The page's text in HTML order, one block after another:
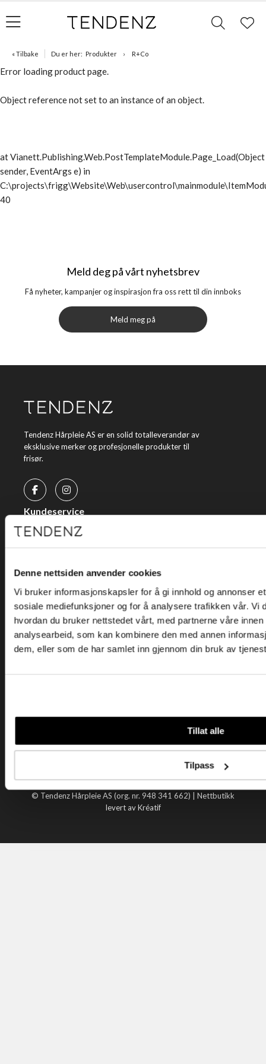
Denne nettsiden anvender cookies
Vi bruker informasjonskapsler for å gi innhold og annonser
sosiale mediefunksjoner og for å analysere trafikken vår. Vi
hvordan du bruker nettstedet vårt, med partnerne våre
analysearbeid, som kan kombinere den med annen
dem, eller som de har samlet inn gjennom din bruk av
Tillat alle
Tilpass
« Tilbake Du er her: Produkter R+Co
Error loading product page.
Object reference not set to an instance of an object.
at Vianett.Publishing.Web.PostTemplateModule.Page_Load(Object
sender, EventArgs e) in
40
Meld deg på vårt nyhetsbrev
Få nyheter, kampanjer og inspirasjon fra oss rett til din innboks
Meld meg på
Tendenz Hårpleie AS er en solid totalleverandør av
eksklusive merker og profesjonelle produkter til
frisør.
Kundeservice
Kjøpsvilkår
Personvern
Holtegata 26, 0355 Oslo
Telefon: +47 22 92 50 00
E-post: kundeservice@tendenz.net
Nyttige lenker
Datablad
Om oss
Handle hos oss
© Tendenz Hårpleie AS (org. nr. 948 341 662) | Nettbutikk
levert av Kréatif